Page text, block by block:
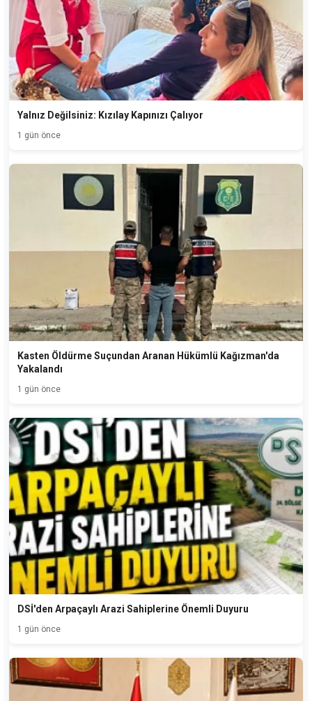
Yalnız Değilsiniz: Kızılay Kapınızı Çalıyor
1 gün önce
Kasten Öldürme Suçundan Aranan Hükümlü Kağızman'da
Yakalandı
1 gün önce
DSİ'den Arpaçaylı Arazi Sahiplerine Önemli Duyuru
1 gün önce